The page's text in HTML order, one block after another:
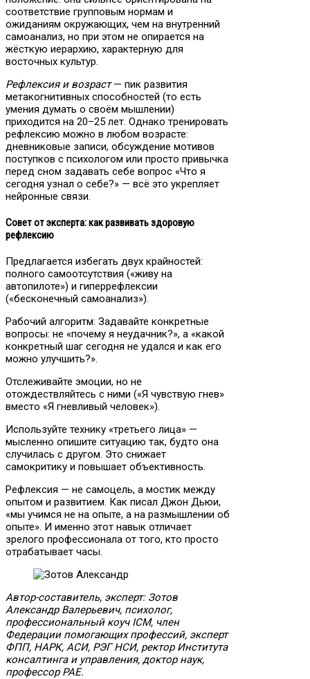
соответствие групповым нормам и
ожиданиям окружающих, чем на внутренний
самоанализ, но при этом не опирается на
жёсткую иерархию, характерную для
восточных культур.
Рефлексия и возраст— пик развития
метакогнитивных способностей (то есть
умения думать о своём мышлении)
приходится на 20–25 лет. Однако тренировать
рефлексию можно в любом возрасте:
дневниковые записи, обсуждение мотивов
поступков с психологом или просто привычка
перед сном задавать себе вопрос «Что я
сегодня узнал о себе?» — всё это укрепляет
нейронные связи.
Совет от эксперта: как развивать здоровую
рефлексию
Предлагается избегать двух крайностей:
полного самоотсутствия («живу на
автопилоте») и гиперрефлексии
(«бесконечный самоанализ»).
Рабочий алгоритм: Задавайте конкретные
вопросы: не «почему я неудачник?», а «какой
конкретный шаг сегодня не удался и как его
можно улучшить?».
Отслеживайте эмоции, но не
отождествляйтесь с ними («Я чувствую гнев»
вместо «Я гневливый человек»).
Используйте технику «третьего лица» —
мысленно опишите ситуацию так, будто она
случилась с другом. Это снижает
самокритику и повышает объективность.
Рефлексия — не самоцель, а мостик между
опытом и развитием. Как писал Джон Дьюи,
«мы учимся не на опыте, а на размышлении об
опыте». И именно этот навык отличает
зрелого профессионала от того, кто просто
отрабатывает часы.
Автор-составитель, эксперт: Зотов
Александр Валерьевич, психолог,
профессиональный коуч ICM, член
Федерации помогающих профессий, эксперт
ФПП, НАРК, АСИ, РЭГ НСИ, ректор Института
консалтинга и управления, доктор наук,
профессор РАЕ.